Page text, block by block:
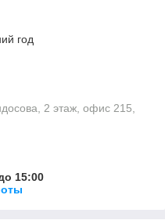
год
2 этаж, офис 215,
15:00